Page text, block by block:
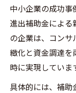
中小企業の成功
進出補助金による
の企業は、コン
緻化と資金調達を
時に実現していま
具体的には、補